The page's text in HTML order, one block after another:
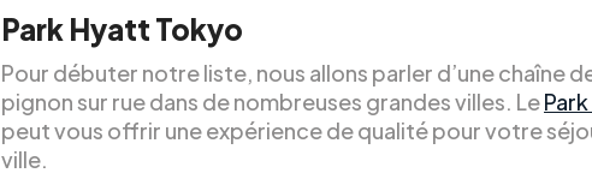
Park Hyatt Tokyo
Pour débuter notre liste, nous allons parler d’une chaîne
pignon sur rue dans de nombreuses grandes villes. Le
peut vous offrir une expérience de qualité pour votre
ville.